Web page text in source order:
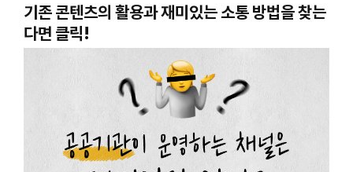
기존 콘텐츠의 활용과 재미있는 소통 방법을 찾는
다면 클릭!